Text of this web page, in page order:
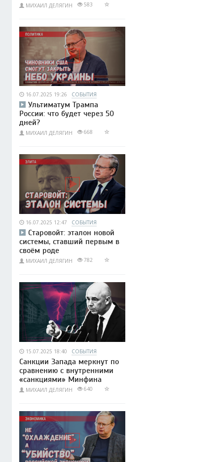
МИХАИЛ ДЕЛЯГИН 583
16.07.2025 19:26 СОБЫТИЯ
Ультиматум Трампа
России: что будет через 50
дней?
МИХАИЛ ДЕЛЯГИН 668
16.07.2025 12:47 СОБЫТИЯ
Старовойт: эталон новой
системы, ставший первым в
своём роде
МИХАИЛ ДЕЛЯГИН 782
15.07.2025 18:40 СОБЫТИЯ
Санкции Запада меркнут по
сравнению с внутренними
«санкциями» Минфина
МИХАИЛ ДЕЛЯГИН 640